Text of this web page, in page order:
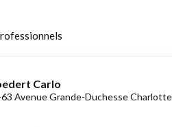
Carlo
Avenue Grande-Duchesse